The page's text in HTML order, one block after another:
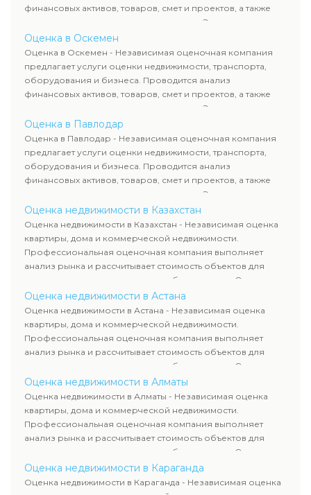
финансовых активов, товаров, смет и проектов, а также
оценка животных и недропользования. Эксперты
определяют рыночную стоимость имущества и
рассчитывают ущерб. Все отчеты соответствуют
требованиям законодательства и используются для
сделок, кредитования и судебных процессов.
Оценка в Оскемен
Оценка в Оскемен - Независимая оценочная компания
предлагает услуги оценки недвижимости, транспорта,
оборудования и бизнеса. Проводится анализ
финансовых активов, товаров, смет и проектов, а также
оценка животных и недропользования. Эксперты
определяют рыночную стоимость имущества и
рассчитывают ущерб. Все отчеты соответствуют
требованиям законодательства и используются для
сделок, кредитования и судебных процессов.
Оценка в Павлодар
Оценка в Павлодар - Независимая оценочная компания
предлагает услуги оценки недвижимости, транспорта,
оборудования и бизнеса. Проводится анализ
финансовых активов, товаров, смет и проектов, а также
оценка животных и недропользования. Эксперты
определяют рыночную стоимость имущества и
рассчитывают ущерб. Все отчеты соответствуют
требованиям законодательства и используются для
сделок, кредитования и судебных процессов.
Оценка недвижимости в Казахстан
Оценка недвижимости в Казахстан - Независимая оценка
квартиры, дома и коммерческой недвижимости.
Профессиональная оценочная компания выполняет
анализ рынка и рассчитывает стоимость объектов для
продажи, ипотеки, аренды и судебных споров. Оценка
недвижимости включает современные методы и
гарантирует объективные результаты. Отчеты
используются для банков, судов и страховых компаний по
всему Казахстану.
Оценка недвижимости в Астана
Оценка недвижимости в Астана - Независимая оценка
квартиры, дома и коммерческой недвижимости.
Профессиональная оценочная компания выполняет
анализ рынка и рассчитывает стоимость объектов для
продажи, ипотеки, аренды и судебных споров. Оценка
недвижимости включает современные методы и
гарантирует объективные результаты. Отчеты
используются для банков, судов и страховых компаний по
всему Казахстану.
Оценка недвижимости в Алматы
Оценка недвижимости в Алматы - Независимая оценка
квартиры, дома и коммерческой недвижимости.
Профессиональная оценочная компания выполняет
анализ рынка и рассчитывает стоимость объектов для
продажи, ипотеки, аренды и судебных споров. Оценка
недвижимости включает современные методы и
гарантирует объективные результаты. Отчеты
Оценка недвижимости в Караганда
Оценка недвижимости в Караганда - Независимая оценка